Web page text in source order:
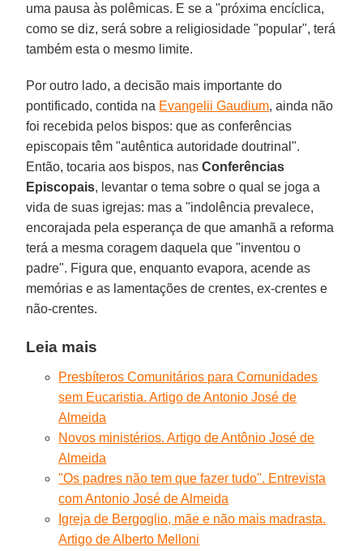
uma pausa às polêmicas. E se a "próxima encíclica,
como se diz, será sobre a religiosidade "popular", terá
também esta o mesmo limite.
Por outro lado, a decisão mais importante do
pontificado, contida na Evangelii Gaudium, ainda não
foi recebida pelos bispos: que as conferências
episcopais têm "autêntica autoridade doutrinal".
Então, tocaria aos bispos, nasConferências
Episcopais, levantar o tema sobre o qual se joga a
vida de suas igrejas: mas a "indolência prevalece,
encorajada pela esperança de que amanhã a reforma
terá a mesma coragem daquela que "inventou o
padre". Figura que, enquanto evapora, acende as
memórias e as lamentações de crentes, ex-crentes e
não-crentes.
Leia mais
Presbíteros Comunitários para Comunidades
sem Eucaristia. Artigo de Antonio José de
Almeida
Novos ministérios. Artigo de Antônio José de
Almeida
"Os padres não tem que fazer tudo". Entrevista
com Antonio José de Almeida
Igreja de Bergoglio, mãe e não mais madrasta.
Artigo de Alberto Melloni